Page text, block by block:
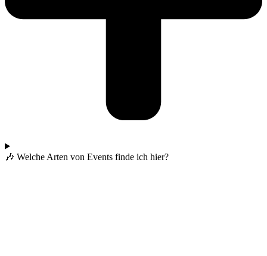
🎶 Welche Arten von Events finde ich hier?